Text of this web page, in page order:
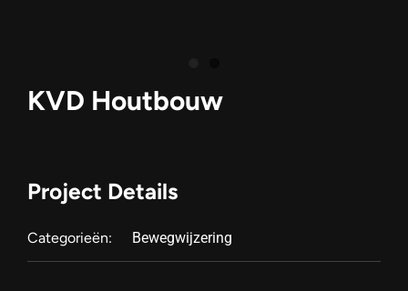
KVD Houtbouw
Project Details
Categorieën: Bewegwijzering